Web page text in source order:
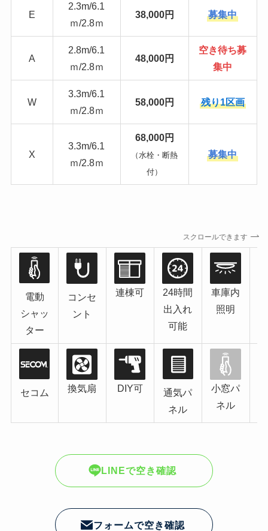
E
2.3m/6.1
ｍ/2.8ｍ
38,000円 募集中
A
2.8m/6.1
ｍ/2.8ｍ
48,000円
空き待ち募
集中
W
3.3m/6.1
ｍ/2.8ｍ
58,000円 残り1区画
X
3.3m/6.1
ｍ/2.8ｍ
68,000円
（水栓・断熱
付）
募集中
スクロールできます
電動
シャッ
ター
コンセ
ント
連棟可
24時間
出入れ
可能
車庫内
照明
セコム 換気扇 DIY可
通気パ
ネル
小窓パ
ネル
LINEで空き確認
フォームで空き確認